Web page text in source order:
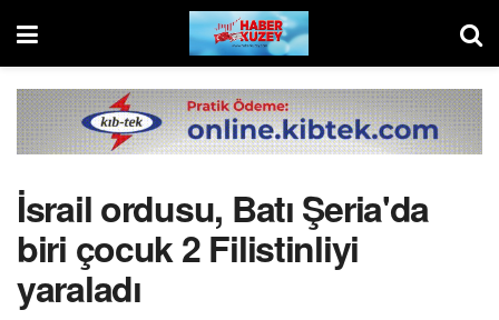
İsrail ordusu, Batı Şeria'da
biri çocuk 2 Filistinliyi
yaraladı